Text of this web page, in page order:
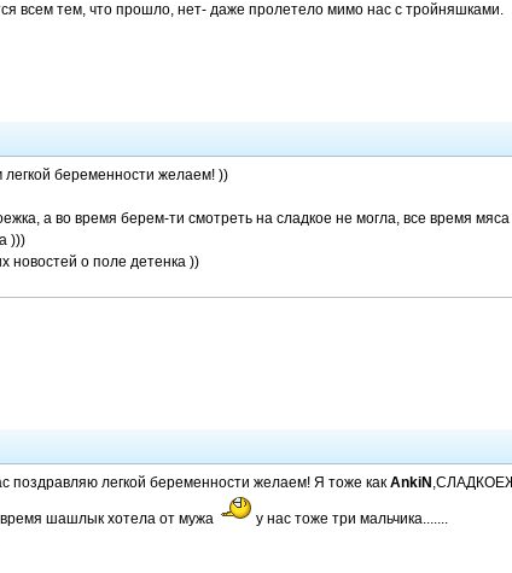
всем тем, что прошло, нет- даже пролетело мимо нас с тройняшками.
легкой беременности желаем! ))
а во время берем-ти смотреть на сладкое не могла, все время мяса
)))
новостей о поле детенка ))
поздравляю легкой беременности желаем! Я тоже как AnkiN
время шашлык хотела от мужа
у нас тоже три мальчика.......